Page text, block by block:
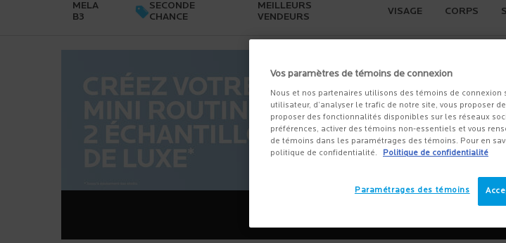
MELA
B3
SECONDE
CHANCE
MEILLEURS
VENDEURS
VISAGE CORPS
Vos paramètres de témoins de connexion
Nous et nos partenaires utilisons des témoins de
utilisateur, d’analyser le trafic de notre site, vous proposer
proposer des fonctionnalités disponibles sur les réseaux
préférences, activer des témoins non-essentiels et vous
de témoins dans les paramétrages des témoins. Pour en
politique de confidentialité.
Politique de confidentialité
Paramétrages des témoins